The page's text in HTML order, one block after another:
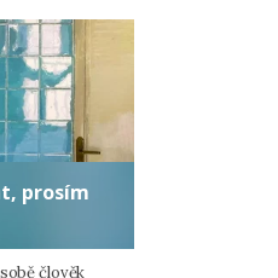
prosím
člověk